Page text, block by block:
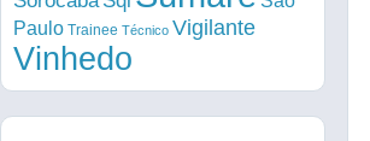
Paulo Trainee Técnico Vigilante
Vinhedo